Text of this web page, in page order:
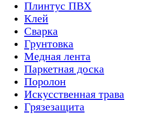
Плинтус ПВХ
Клей
Сварка
Грунтовка
Медная лента
Паркетная доска
Поролон
Искусственная трава
Грязезащита